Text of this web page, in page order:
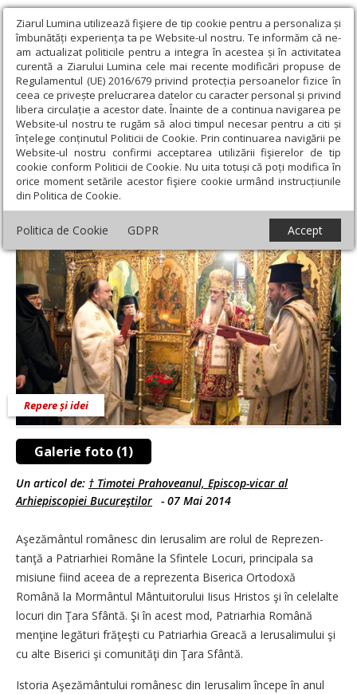
Ziarul Lumina utilizează fişiere de tip cookie pentru a personaliza și
îmbunătăți experiența ta pe Website-ul nostru. Te informăm că ne-
am actualizat politicile pentru a integra în acestea și în activitatea
curentă a Ziarului Lumina cele mai recente modificări propuse de
Regulamentul (UE) 2016/679 privind protecția persoanelor fizice în
ceea ce privește prelucrarea datelor cu caracter personal și privind
libera circulație a acestor date. Înainte de a continua navigarea pe
Website-ul nostru te rugăm să aloci timpul necesar pentru a citi și
înțelege conținutul Politicii de Cookie. Prin continuarea navigării pe
Website-ul nostru confirmi acceptarea utilizării fişierelor de tip
cookie conform Politicii de Cookie. Nu uita totuși că poți modifica în
orice moment setările acestor fişiere cookie urmând instrucțiunile
din Politica de Cookie.
Politica de Cookie GDPR Accept
Ziarul Lumina › Opinii › Repere și idei › Aşezământul românesc
din Ierusalim - pagini de istorie
Aşezământul românesc din Ierusalim -
pagini de istorie
Galerie foto (1)
Repere și idei
Un articol de: † Timotei Prahoveanul, Episcop-vicar al
Arhiepiscopiei Bucureştilor - 07 Mai 2014
Aşezământul românesc din Ierusalim are rolul de Re­pre­zen­
tanţă a Patri­ar­hi­ei Române la Sfintele Locuri, principala sa
misiune fiind aceea de a reprezenta Biserica Or­todoxă
Română la Mor­mân­tul Mântuitorului Iisus Hristos şi în celelalte
locuri din Ţara Sfântă. Şi în acest mod, Pa­tri­ar­hia Română
menţine legături fră­ţeşti cu Patriarhia Greacă a Ierusalimului şi
cu alte Biserici şi comunităţi din Ţara Sfântă.
Istoria Aşezământului românesc din Ierusalim începe în anul